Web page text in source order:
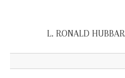
L. RONALD